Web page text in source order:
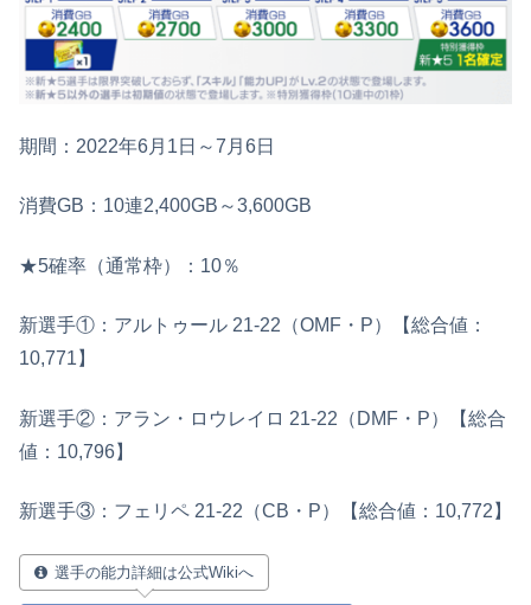
期間：2022年6月1日～7月6日
消費GB：10連2,400GB～3,600GB
★5確率（通常枠）：10％
新選手①：アルトゥール 21‐22（OMF・P）【総合値：
10,771】
新選手②：アラン・ロウレイロ 21-22（DMF・P）【総合
値：10,796】
新選手③：フェリペ 21-22（CB・P）【総合値：10,772】
選手の能力詳細は公式Wikiへ